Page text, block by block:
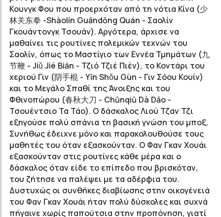
Κουνγκ Φου που προερχόταν από τη νότια Κίνα (少
林关东拳 -Shàolín Guāndōng Quán - Σαολίν
Γκουάντονγκ Τσουάν). Αργότερα, άρχισε να
μαθαίνει τις ρουτίνες πολεμικών τεχνών του
Σαολίν, όπως το Μαστίγιο των Εννέα Τμημάτων (九
节鞭 - Jiǔ Jié Biān - Τζιό Τζιέ Πιέν), το Κοντάρι του
χεριού Γιν (阴手棍 - Yīn Shǒu Gùn - Γιν Σόου Κουίν)
και το Μεγάλο Σπαθί της Άνοιξης και του
Φθινοπώρου (春秋大刀 - Chūnqiū Dà Dāo -
Τσουέντσιο Τα Τάο). Ο δάσκαλος Λιού Τζαν Τζι
εξηγούσε πολύ σπάνια τη βασική γνώση του μποξ.
Συνήθως έδειχνε μόνο και παρακολουθούσε τους
μαθητές του όταν εξασκούνταν. Ο Φαν Γκαν Χουάι
εξασκούνταν στις ρουτίνες κάθε μέρα και ο
δάσκαλος όταν είδε το επίπεδο που βρισκόταν,
του ζήτησε να παλέψει με τα αδέρφια του.
Δυστυχώς οι συνθήκες διαβίωσης στην οικογένειά
του Φαν Γκαν Χουάι ήταν πολύ δύσκολες και συχνά
πήγαινε χωρίς παπούτσια στην προπόνηση, γιατί